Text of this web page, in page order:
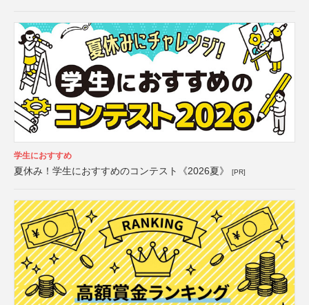
学生におすすめ
夏休み！学生におすすめのコンテスト《2026夏》 [PR]